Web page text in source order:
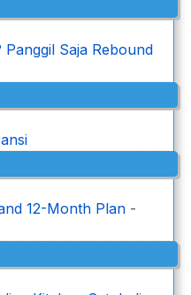
Saja Rebound
12-Month Plan-